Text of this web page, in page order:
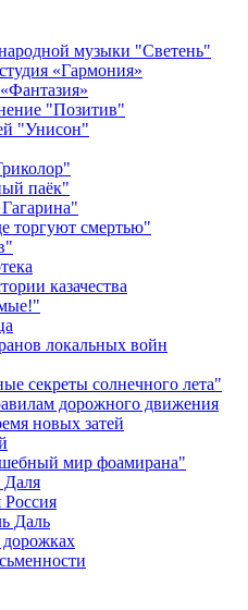
музыки "Светень"
«Гармония»
"Позитив"
"Унисон"
паёк"
торгуют смертью"
казачества
локальных войн
секреты солнечного лета"
дорожного движения
новых затей
мир фоамирана"
Даль